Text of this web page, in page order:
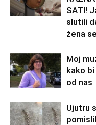
SATI!
slutili
žena
Moj
kako
od nas
Ujutru